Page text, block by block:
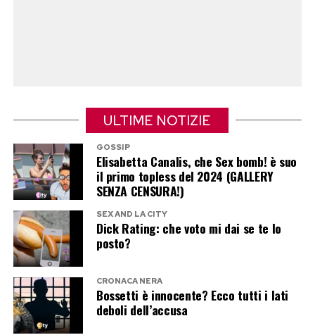
«Aggiunse che gli piacevano molto le mie
orecchie a sventola. Non mi prese».
L’ironia come arma per affrontare
la vita
Sempre nell’intervista al Corriere della Sera,
Pilar Fogliati racconta come l’ironia sia diventata
il suo modo di affrontare le difficoltà.
«Sono una che sfugge il conflitto, quando arriva
mi viene da ridere», spiega. Un atteggiamento
ULTIME NOTIZIE
GOSSIP
Elisabetta Canalis, che Sex bomb! è suo
il primo topless del 2024 (GALLERY
SENZA CENSURA!)
SEX AND LA CITY
Dick Rating: che voto mi dai se te lo
posto?
CRONACA NERA
Bossetti è innocente? Ecco tutti i lati
deboli dell’accusa